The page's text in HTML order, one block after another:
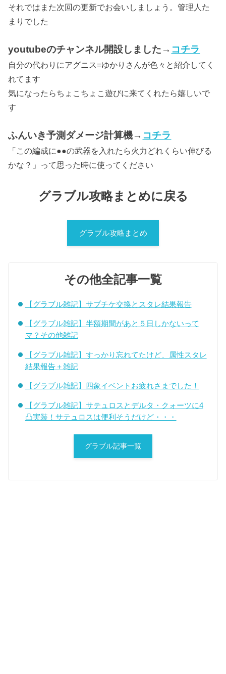
それではまた次回の更新でお会いしましょう。管理人た
まりでした
youtubeのチャンネル開設しました→ コチラ
自分の代わりにアグニス=ゆかりさんが色々と紹介してく
れてます
気になったらちょこちょこ遊びに来てくれたら嬉しいで
す
ふんいき予測ダメージ計算機→ コチラ
「この編成に●●の武器を入れたら火力どれくらい伸びる
かな？」って思った時に使ってください
グラブル攻略まとめに戻る
グラブル攻略まとめ
その他全記事一覧
【グラブル雑記】サプチケ交換とスタレ結果報告
【グラブル雑記】半額期間があと５日しかないって
マ？その他雑記
【グラブル雑記】すっかり忘れてたけど、属性スタレ
結果報告＋雑記
【グラブル雑記】四象イベントお疲れさまでした！
【グラブル雑記】サテュロスとデルタ・クォーツに4
凸実装！サテュロスは便利そうだけど・・・
グラブル記事一覧